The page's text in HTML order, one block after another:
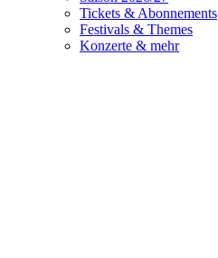
Tickets & Abonnements
Festivals & Themes
Konzerte & mehr